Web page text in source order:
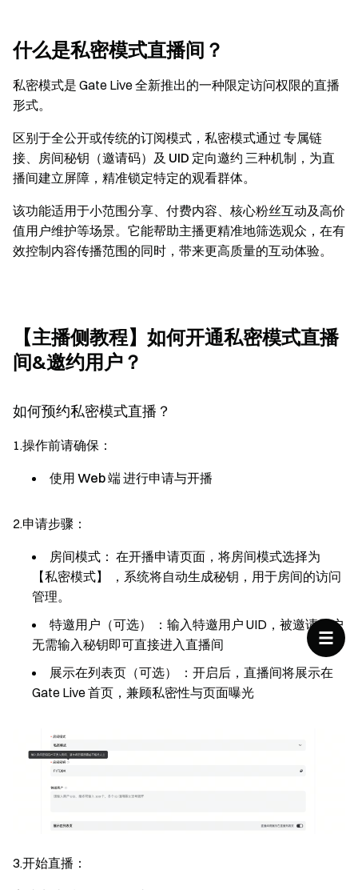
什么是私密模式直播间？
私密模式是 Gate Live 全新推出的一种限定访问权限的直播
形式。
区别于全公开或传统的订阅模式，私密模式通过 专属链
接、房间秘钥（邀请码）及 UID 定向邀约 三种机制，为直
播间建立屏障，精准锁定特定的观看群体。
该功能适用于小范围分享、付费内容、核心粉丝互动及高价
值用户维护等场景。它能帮助主播更精准地筛选观众，在有
效控制内容传播范围的同时，带来更高质量的互动体验。
【主播侧教程】如何开通私密模式直播
间&邀约用户？
如何预约私密模式直播？
1.操作前请确保：
使用 Web 端进行申请与开播
2.申请步骤：
房间模式： 在开播申请页面，将房间模式选择为
【私密模式】
，系统将自动生成秘钥，用于房间的访问
管理。
特邀用户（可选）
：输入特邀用户 UID，被邀请用户
无需输入秘钥即可直接进入直播间
展示在列表页（可选）
：开启后，直播间将展示在
Gate Live 首页，兼顾私密性与页面曝光
3.开始直播：